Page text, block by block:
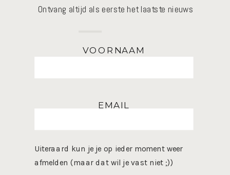
EMAIL
VOORNAAM
Uiteraard kun je je op ieder moment weer
afmelden (maar dat wil je vast niet ;))
Ontvang altijd als eerste het laatste nieuws